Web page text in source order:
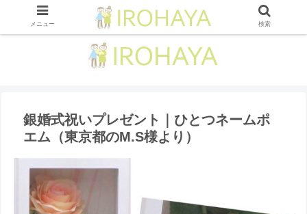
銀婚式祝いプレゼント｜ひとつネームポ
エム（東京都のM.S様より）
メニュー 検索